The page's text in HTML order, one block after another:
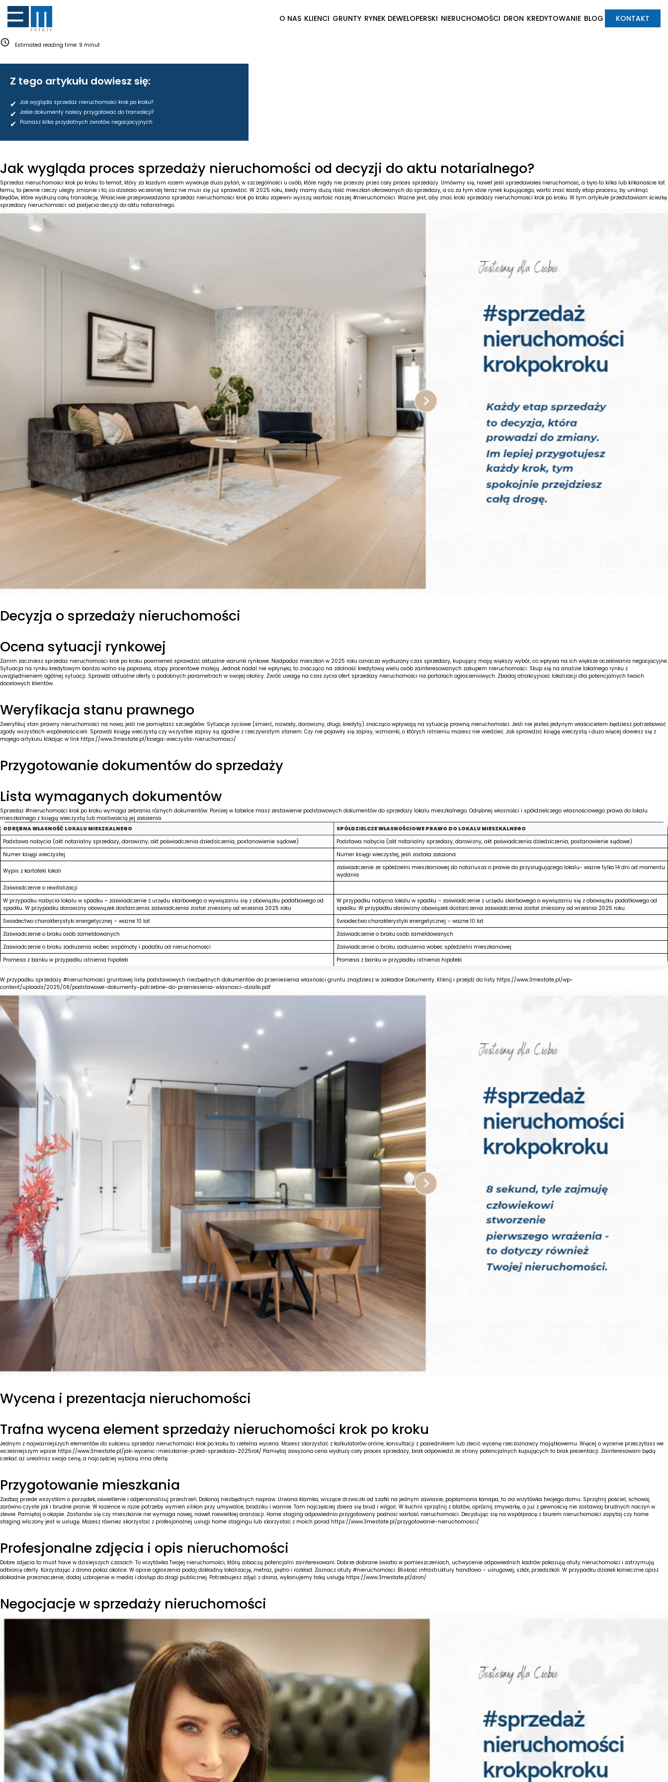
O NAS KLIENCI GRUNTY RYNEK DEWELOPERSKI NIERUCHOMOŚCI DRON KREDYTOWANIE BLOG KONTAKT
Estimated reading time: 9 minut
Z tego artykułu dowiesz się:
Jak wygląda sprzedaż nieruchomości krok po kroku?
✔
Jakie dokumenty należy przygotować do transakcji?
✔
Poznasz kilka przydatnych zwrotów negocjacyjnych
✔
Jak wygląda proces sprzedaży nieruchomości od decyzji do aktu notarialnego?
Sprzedaż nieruchomości krok po kroku to temat, który za każdym razem wywołuje dużo pytań, w szczególności u osób, które nigdy nie przeszły przez cały proces sprzedaży. Umówmy się, nawet jeśli sprzedawałeś nieruchomość, a było to kilka lub kilkanaście lat
temu, to pewne rzeczy uległy zmianie i to, co działało wcześniej teraz nie musi się już sprawdzić. W 2025 roku, kiedy mamy dużą ilość mieszkań oferowanych do sprzedaży, a co za tym idzie rynek kupującego, warto znać każdy etap procesu, by uniknąć
błędów, które wydłużą całą transakcję. Właściwie przeprowadzona sprzedaż nieruchomości krok po kroku zapewni wyższą wartość naszej #nieruchomości. Ważne jest, aby znać kroki sprzedaży nieruchomości krok po kroku. W tym artykule przedstawiam ścieżkę
sprzedaży nieruchomości: od podjęcia decyzji do aktu notarialnego.
Decyzja o sprzedaży nieruchomości
Ocena sytuacji rynkowej
Zanim zaczniesz sprzedaż nieruchomości krok po kroku powinieneś sprawdzić aktualne warunki rynkowe. Nadpodaż mieszkań w 2025 roku oznacza wydłużony czas sprzedaży, kupujący mają większy wybór, co wpływa na ich większe oczekiwania negocjacyjne.
Sytuacja na rynku kredytowym bardzo wolno się poprawia, stopy procentowe maleją. Jednak nadal nie wpłynęło, to znacząco na zdolność kredytową wielu osób zainteresowanych zakupem nieruchomości. Skup się na analizie lokalnego rynku z
uwzględnieniem ogólnej sytuacji. Sprawdź aktualne oferty o podobnych parametrach w swojej okolicy. Zwróć uwagę na czas życia ofert sprzedaży nieruchomości na portalach ogłoszeniowych. Zbadaj atrakcyjność lokalizacji dla potencjalnych twoich
docelowych klientów.
Weryfikacja stanu prawnego
Zweryfikuj stan prawny nieruchomości na nowo, jeśli nie pamiętasz szczegółów. Sytuacje życiowe (śmierć, rozwody, darowizny, długi, kredyty) znacząco wpływają na sytuację prawną nieruchomości. Jeśli nie jesteś jedynym właścicielem będziesz potrzebować
zgody wszystkich współwłaścicieli. Sprawdź księgę wieczystą czy wszystkie zapisy są zgodne z rzeczywistym stanem. Czy nie pojawiły się zapisy, wzmianki, o których istnieniu możesz nie wiedzieć. Jak sprawdzić księgę wieczystą i dużo więcej dowiesz się z
mojego artykułu klikając w link https://www.3mestate.pl/ksiega-wieczysta-nieruchomosci/
Przygotowanie dokumentów do sprzedaży
Lista wymaganych dokumentów
Sprzedaż #nieruchomości krok po kroku wymaga zebrania różnych dokumentów. Poniżej w tabelce masz zestawienie podstawowych dokumentów do sprzedaży lokalu mieszkalnego. Odrębnej własności i spółdzielczego własnościowego prawa do lokalu
mieszkalnego z księgą wieczystą lub możliwością jej założenia.
ODRĘBNA WŁASNOŚĆ LOKALU MIESZKALNEGO
SPÓŁDZIELCZE WŁASNOŚCIOWE PRAWO DO LOKALU MIESZKALNEGO
Podstawa nabycia (akt notarialny sprzedaży, darowizny, akt poświadczenia dziedziczenia, postanowienie sądowe)
Podstawa nabycia (akt notarialny sprzedaży, darowizny, akt poświadczenia dziedziczenia, postanowienie sądowe)
Numer księgi wieczystej
Numer księgi wieczystej, jeśli została założona
Wypis z kartoteki lokali
zaświadczenie ze spółdzielni mieszkaniowej do notariusza o prawie do przysługującego lokalu- ważne tylko 14 dni od momentu
wydania
Zaświadczenie o rewitalizacji
W przypadku nabycia lokalu w spadku – zaświadczenie z urzędu skarbowego o wywiązaniu się z obowiązku podatkowego od
spadku. W przypadku darowizny obowiązek dostarczenia zaświadczenia został zniesiony od września 2025 roku
W przypadku nabycia lokalu w spadku – zaświadczenie z urzędu skarbowego o wywiązaniu się z obowiązku podatkowego od
spadku. W przypadku darowizny obowiązek dostarczenia zaświadczenia został zniesiony od września 2025 roku
Świadectwo charakterystyki energetycznej – ważne 10 lat
Świadectwo charakterystyki energetycznej – ważne 10 lat
Zaświadczenie o braku osób zameldowanych
Zaświadczenie o braku osób zameldowanych
Zaświadczenie o braku zadłużenia wobec wspólnoty i podatku od nieruchomości
Zaświadczenie o braku zadłużenia wobec spółdzielni mieszkaniowej
Promesa z banku w przypadku istnienia hipoteki
Promesa z banku w przypadku istnienia hipoteki
W przypadku sprzedaży #nieruchomości gruntowej listę podstawowych niezbędnych dokumentów do przeniesienia własności gruntu znajdziesz w zakładce Dokumenty. Kliknij i przejdź do listy https://www.3mestate.pl/wp-
content/uploads/2025/08/podstawowe-dokumenty-potrzebne-do-przeniesienia-wlasnosci-dzialki.pdf
Wycena i prezentacja nieruchomości
Trafna wycena element sprzedaży nieruchomości krok po kroku
Jednym z najważniejszych elementów do sukcesu sprzedaż nieruchomości krok po kroku to rzetelna wycena. Możesz skorzystać z kalkulatorów online, konsultacji z pośrednikiem lub zlecić wycenę rzeczoznawcy majątkowemu. Więcej o wycenie przeczytasz we
wcześniejszym wpisie https://www.3mestate.pl/jak-wycenic-mieszkanie-przed-sprzedaza-2025rok/ Pamiętaj zawyżona cena wydłuży cały proces sprzedaży, brak odpowiedzi ze strony potencjalnych kupujących to brak prezentacji. Zainteresowani będą
czekać aż urealnisz swoja cenę, a najczęściej wybiorą inna ofertę.
Przygotowanie mieszkania
Zadbaj przede wszystkim o porządek, oświetlenie i odpersonalizuj przestrzeń. Dokonaj niezbędnych napraw. Urwana klamka, wiszące drzwiczki od szafki na jednym zawiasie, poplamiona kanapa, to zła wizytówka twojego domu. Sprzątnij pościel, schowaj
zarówno czyste jak i brudne pranie. W łazience w razie potrzeby wymień silikon przy umywalce, brodziku i wannie. Tam najczęściej zbiera się brud i wilgoć. W kuchni sprzątnij z blatów, opróżnij zmywarkę, a już z pewnością nie zostawiaj brudnych naczyń w
zlewie. Pamiętaj o okapie. Zastanów się czy mieszkanie nie wymaga nowej, nawet niewielkiej aranżacji. Home staging odpowiednio przygotowany podnosi wartość nieruchomości. Decydując się na współpracę z biurem nieruchomości zapytaj czy home
staging wliczony jest w usługę. Możesz również skorzystać z profesjonalnej usługi home stagingu lub skorzystać z moich porad https://www.3mestate.pl/przygotowanie-nieruchomosci/
Profesjonalne zdjęcia i opis nieruchomości
Dobre zdjęcia to must have w dzisiejszych czasach. To wizytówka Twojej nieruchomości, którą zobaczą potencjalni zainteresowani. Dobrze dobrane światło w pomieszczeniach, uchwycenie odpowiednich kadrów pokazują atuty nieruchomości i zatrzymują
odbiorcę oferty. Korzystając z drona pokaż okolice. W opisie ogłoszenia podaj dokładną lokalizację, metraż, piętro i rozkład. Zaznacz atuty #nieruchomości. Bliskość infrastruktury handlowo – usługowej, szkół, przedszkoli. W przypadku działek koniecznie opisz
dokładnie przeznaczenie, dodaj uzbrojenie w media i dostęp do drogi publicznej. Potrzebujesz zdjęć z drona, wykonujemy taką usługę https://www.3mestate.pl/dron/
Negocjacje w sprzedaży nieruchomości